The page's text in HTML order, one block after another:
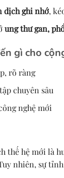
dịch ghi nhớ,
ung thư gan,
gì cho
rõ ràng
chuyên sâu
nghệ mới
thế hệ mới là
nhiên, sự